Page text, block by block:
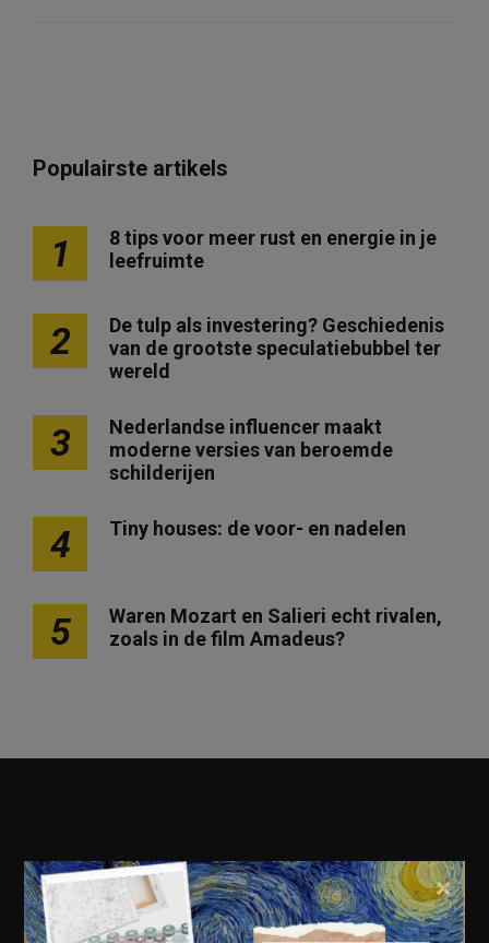
Populairste artikels
1
8 tips voor meer rust en energie in je
leefruimte
2
De tulp als investering? Geschiedenis
van de grootste speculatiebubbel ter
wereld
3
Nederlandse influencer maakt
moderne versies van beroemde
schilderijen
4 Tiny houses: de voor- en nadelen
5
Waren Mozart en Salieri echt rivalen,
zoals in de film Amadeus?
Geschiedenis
×